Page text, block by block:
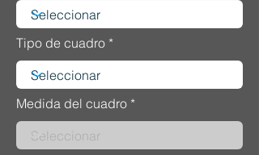
Tipo de cuadro
Medida del cuadro